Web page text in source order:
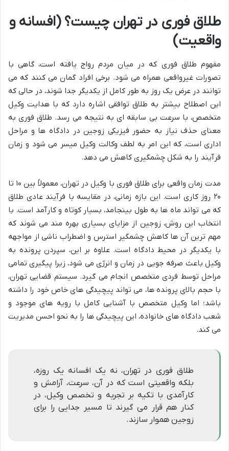
طلاق فوری در تهران چیست؟ (افسانه و
واقعیت)
مفهوم طلاق فوری که در میان مردم رواج یافته است، گاهی با
تصورات غیرواقعی همراه می شود. برخی افراد گمان می کنند که می
توانند در عرض یک روز به طور کامل از یکدیگر جدا شوند، در حالی که
این اصطلاح بیشتر به طلاق توافقی اشاره دارد که با هدایت وکیل
متخصص، با سرعت بی سابقه ای به نتیجه می رسد. طلاق فوری به
معنای حذف نیاز به حضور فیزیکی زوجین در دادگاه ها و مراحل
اداری است، که این امر به لطف وکالت وکیل میسر می شود و زمان
فرآیند را به شکل چشمگیری کاهش می دهد.
مدت زمان واقعی برای طلاق فوری با وکیل در تهران، معمولاً بین ۱۰ تا
۲۰ روز کاری است. این بازه زمانی، در مقایسه با فرآیند عادی طلاق
که می تواند ماه ها به طول بینجامد، بسیار کوتاه و کارآمد است. با
انتخاب این روش، زوجین از مزایای بسیاری بهره مند می شوند که
مهم ترین آن ها کاهش چشمگیر استرس و اضطراب ناشی از مواجهه
با یکدیگر در محیط دادگاه است. علاوه بر این، سپردن پرونده به
وکیل باعث صرفه جویی در زمان و انرژی می شود، زیرا پیگیری تمامی
مراحل توسط فردی متخصص انجام می گیرد. سیستم قضایی تهران،
با حجم بالای پرونده ها، می تواند پیچیدگی های خاص خود را داشته
باشد؛ اما وکیل متخصص با آشنایی کامل با رویه های موجود و
شعب دادگاه های خانواده، این پیچیدگی ها را به نحو احسن مدیریت
می کند.
طلاق فوری در تهران، نه یک افسانه یک روزه،
بلکه واقعیتی است که در آن، سرعت، آرامش و
کارآمدی با تکیه بر تجربه و تخصص وکیل، در
کنار هم قرار می گیرند تا مسیر جدایی را برای
زوجین هموار سازند.